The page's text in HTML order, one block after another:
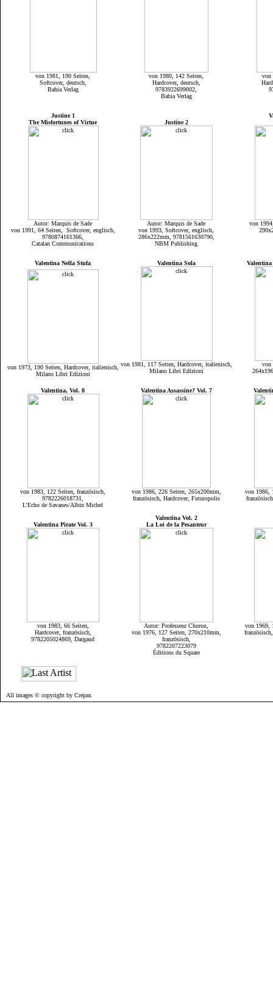
von 1981, 190 Seiten,
Softcover, deutsch,
Bahia Verlag
von 1980, 142 Seiten,
Hardcover, deutsch,
9783922699002,
Bahia Verlag
von
Justine 1
The Misfortunes of Virtue
Justine 2
Autor: Marquis de Sade
von 1991, 64 Seiten, Softcover, englisch,
9780874161366,
Catalan Communications
Autor: Marquis de Sade
von 1993, Softcover, englisch,
286x222mm, 9781561630790,
NBM Publishing
von
Valentina Nella Stufa Valentina Sola
von 1973, 190 Seiten, Hardcover, italienisch,
Milano Libri Edizioni
von 1981, 117 Seiten, Hardcover, italienisch,
Milano Libri Edizioni
von
Valentina, Vol. 8 Valentina Assassine? Vol. 7
von 1983, 122 Seiten, französisch,
9782226018731,
L'Echo de Savanes/Albin Michel
von 1986, 226 Seiten, 265x200mm,
französisch, Hardcover, Futuropolis
von 1986,
Valentina Pirate Vol. 3
Valentina Vol. 2
La Loi de la Pesanteur
von 1983, 66 Seiten,
Hardcover, französisch,
9782205024869, Dargaud
Autor: Professeur Choron,
von 1976, 127 Seiten, 270x210mm,
französisch,
9782207223079
Éditions du Square
von 1969,
All images © copyright by Crepax